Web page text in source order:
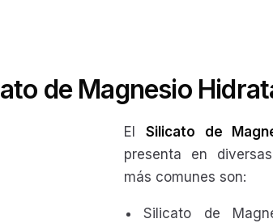
de Magnesio
El Silicato de
presenta en
más comunes son:
Silicato de